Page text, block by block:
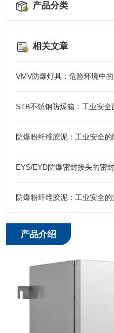
产品分类
相关文章
VMV防爆灯具：危险环境中
STB不锈钢防爆箱：工业安全
防爆粉纤维胶泥：工业安全
EYS/EYD防爆密封接头的密
防爆粉纤维胶泥：工业安全
产品介绍